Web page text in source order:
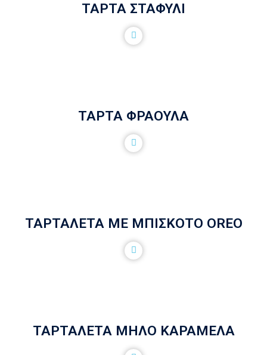
ΤΑΡΤΑ ΣΤΑΦΥΛΙ
ΤΑΡΤΑ ΦΡΑΟΥΛΑ
ΤΑΡΤΑΛΕΤΑ ΜΕ ΜΠΙΣΚΟΤΟ OREO
ΤΑΡΤΑΛΕΤΑ ΜΗΛΟ ΚΑΡΑΜΕΛΑ